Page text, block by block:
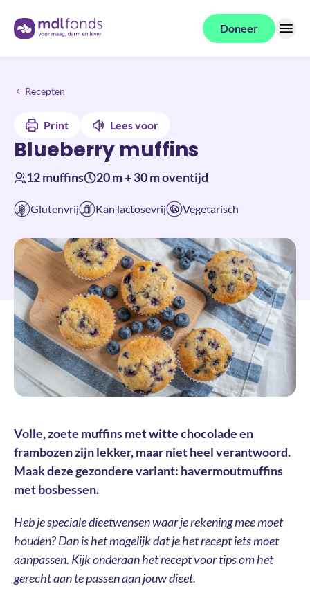
Terug naar de homepage Doneer
Recepten
Blueberry muffins
Print Lees voor
Blueberry muffins
12 muffins 20 m + 30 m oventijd
Glutenvrij Kan lactosevrij Vegetarisch
Volle, zoete muffins met witte chocolade en
frambozen zijn lekker, maar niet heel verantwoord.
Maak deze gezondere variant: havermoutmuffins
met bosbessen.
Heb je speciale dieetwensen waar je rekening mee moet
houden? Dan is het mogelijk dat je het recept iets moet
aanpassen. Kijk onderaan het recept voor tips om het
gerecht aan te passen aan jouw dieet.